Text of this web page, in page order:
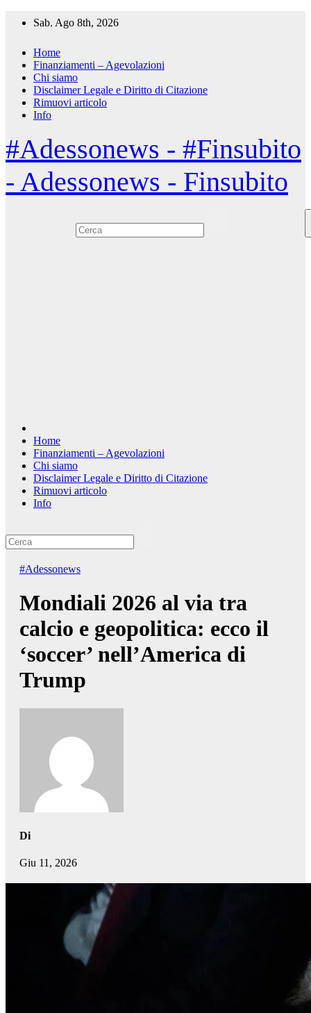
Sab. Ago 8th, 2026
Home
Finanziamenti – Agevolazioni
Chi siamo
Disclaimer Legale e Diritto di Citazione
Rimuovi articolo
Info
#Adessonews - #Finsubito
- Adessonews - Finsubito
Home
Finanziamenti – Agevolazioni
Chi siamo
Disclaimer Legale e Diritto di Citazione
Rimuovi articolo
Info
#Adessonews
Mondiali 2026 al via tra
calcio e geopolitica: ecco il
‘soccer’ nell’America di
Trump
Di
Giu 11, 2026